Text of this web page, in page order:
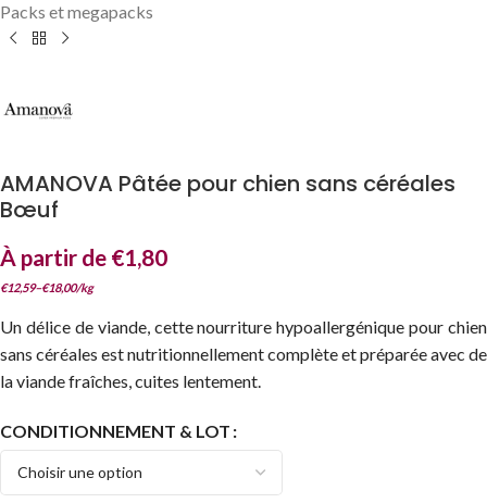
Packs et megapacks
AMANOVA Pâtée pour chien sans céréales
Bœuf
À partir de €1,80
€12,59–€18,00/kg
Un délice de viande, cette nourriture hypoallergénique pour chien
sans céréales est nutritionnellement complète et préparée avec de
la viande fraîches, cuites lentement.
CONDITIONNEMENT & LOT